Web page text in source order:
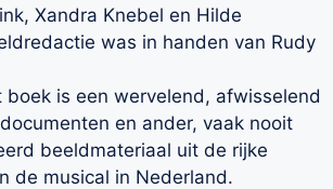
Xandra Knebel en Hilde
was in handen van Rudy
boek is een wervelend, afwisselend
en ander, vaak nooit
beeldmateriaal uit de rijke
de musical in Nederland.